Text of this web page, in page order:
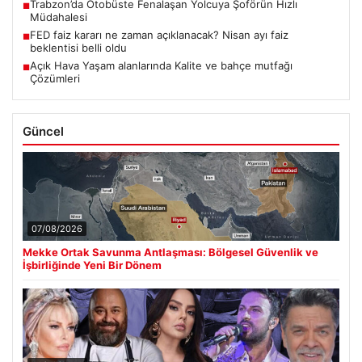
■Trabzon’da Otobüste Fenalaşan Yolcuya Şoförün Hızlı
Müdahalesi
■FED faiz kararı ne zaman açıklanacak? Nisan ayı faiz
beklentisi belli oldu
■Açık Hava Yaşam alanlarında Kalite ve bahçe mutfağı
Çözümleri
Güncel
07/08/2026
Mekke Ortak Savunma Antlaşması: Bölgesel Güvenlik ve
İşbirliğinde Yeni Bir Dönem